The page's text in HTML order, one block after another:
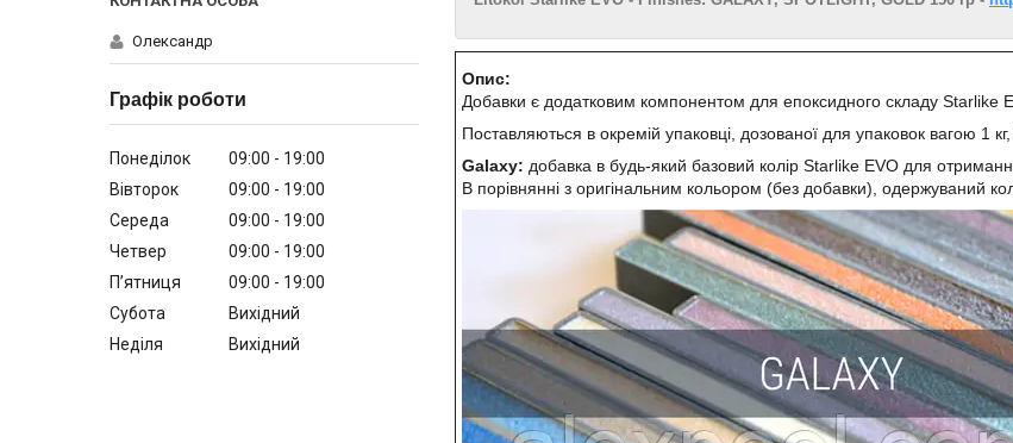
Опис:
Добавки є додатковим компонентом для епоксидного складу Starlike
Поставляються в окремій упаковці, дозованої для упаковок вагою 1 кг,
Galaxy: добавка в будь-який базовий колір Starlike EVO для
В порівнянні з оригінальним кольором (без добавки), одержуваний
Олександр
Графік роботи
Понеділок 09:00
19:00
Вівторок
09:00
19:00
Середа
09:00
19:00
Четвер
09:00
19:00
Пʼятниця
09:00
19:00
Субота
Вихідний
Неділя
Вихідний